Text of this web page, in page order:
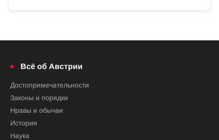
Всё об Австрии
Достопримечательности
Законы и порядки
Нравы и обычаи
История
Наука